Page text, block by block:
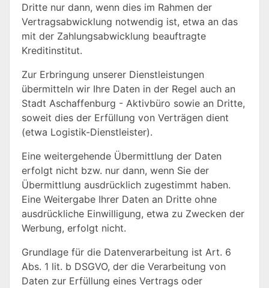
Dritte nur dann, wenn dies im Rahmen der
Vertragsabwicklung notwendig ist, etwa an das
mit der Zahlungsabwicklung beauftragte
Kreditinstitut.
Zur Erbringung unserer Dienstleistungen
übermitteln wir Ihre Daten in der Regel auch an
Stadt Aschaffenburg - Aktivbüro sowie an Dritte,
soweit dies der Erfüllung von Verträgen dient
(etwa Logistik-Dienstleister).
Eine weitergehende Übermittlung der Daten
erfolgt nicht bzw. nur dann, wenn Sie der
Übermittlung ausdrücklich zugestimmt haben.
Eine Weitergabe Ihrer Daten an Dritte ohne
ausdrückliche Einwilligung, etwa zu Zwecken der
Werbung, erfolgt nicht.
Grundlage für die Datenverarbeitung ist Art. 6
Abs. 1 lit. b DSGVO, der die Verarbeitung von
Daten zur Erfüllung eines Vertrags oder